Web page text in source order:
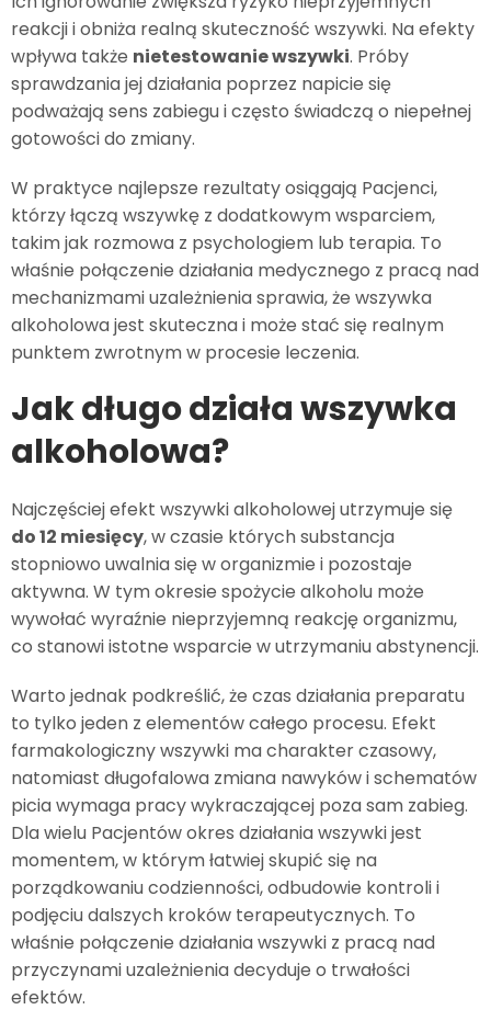
reakcji i obniża realną skuteczność wszywki. Na efekty
wpływa także nietestowanie wszywki. Próby
sprawdzania jej działania poprzez napicie się
podważają sens zabiegu i często świadczą o niepełnej
gotowości do zmiany.
W praktyce najlepsze rezultaty osiągają Pacjenci,
którzy łączą wszywkę z dodatkowym wsparciem,
takim jak rozmowa z psychologiem lub terapia. To
właśnie połączenie działania medycznego z pracą nad
mechanizmami uzależnienia sprawia, że wszywka
alkoholowa jest skuteczna i może stać się realnym
punktem zwrotnym w procesie leczenia.
Jak długo działa wszywka
alkoholowa?
Najczęściej efekt wszywki alkoholowej utrzymuje się
do 12 miesięcy, w czasie których substancja
stopniowo uwalnia się w organizmie i pozostaje
aktywna. W tym okresie spożycie alkoholu może
wywołać wyraźnie nieprzyjemną reakcję organizmu,
co stanowi istotne wsparcie w utrzymaniu abstynencji.
Warto jednak podkreślić, że czas działania preparatu
to tylko jeden z elementów całego procesu. Efekt
farmakologiczny wszywki ma charakter czasowy,
natomiast długofalowa zmiana nawyków i schematów
picia wymaga pracy wykraczającej poza sam zabieg.
Dla wielu Pacjentów okres działania wszywki jest
momentem, w którym łatwiej skupić się na
porządkowaniu codzienności, odbudowie kontroli i
podjęciu dalszych kroków terapeutycznych. To
właśnie połączenie działania wszywki z pracą nad
przyczynami uzależnienia decyduje o trwałości
efektów.